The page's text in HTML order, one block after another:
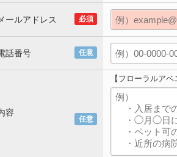
必須
メールアドレス
任意
話番号
任意
容
【フローラルア